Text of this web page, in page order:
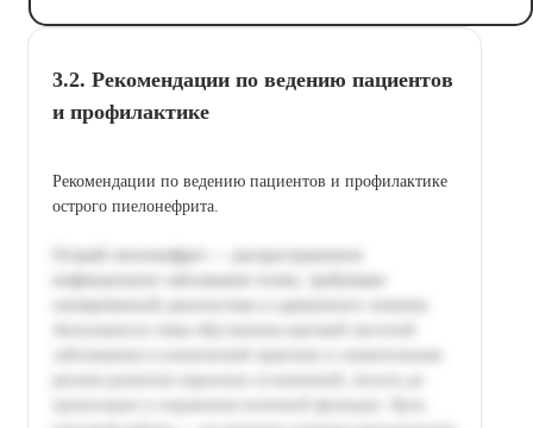
3.2. Рекомендации по ведению пациентов
и профилактике
Рекомендации по ведению пациентов и профилактике
острого пиелонефрита.